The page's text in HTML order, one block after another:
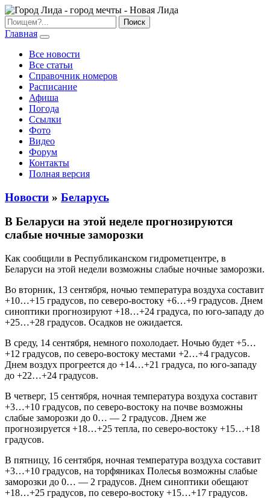
Главная
Все новости
Все статьи
Справочник номеров
Расписание
Афиша
Погода
Ссылки
Фото
Видео
Форум
Контакты
Полная версия
Новости » Беларусь
В Беларуси на этой неделе прогнозируются
слабые ночные заморозки
Как сообщили в Республиканском гидрометцентре, в
Беларуси на этой недели возможны слабые ночные заморозки.
Во вторник, 13 сентября, ночью температура воздуха составит
+10…+15 градусов, по северо-востоку +6…+9 градусов. Днем
синоптики прогнозируют +18…+24 градуса, по юго-западу до
+25…+28 градусов. Осадков не ожидается.
В среду, 14 сентября, немного похолодает. Ночью будет +5…
+12 градусов, по северо-востоку местами +2…+4 градусов.
Днем воздух прогреется до +14…+21 градуса, по юго-западу
до +22…+24 градусов.
В четверг, 15 сентября, ночная температура воздуха составит
+3…+10 градусов, по северо-востоку на почве возможны
слабые заморозки до 0… — 2 градусов. Днем же
прогнозируется +18…+25 тепла, по северо-востоку +15…+18
градусов.
В пятницу, 16 сентября, ночная температура воздуха составит
+3…+10 градусов, на торфяниках Полесья возможны слабые
заморозки до 0… — 2 градусов. Днем синоптики обещают
+18…+25 градусов, по северо-востоку +15…+17 градусов.